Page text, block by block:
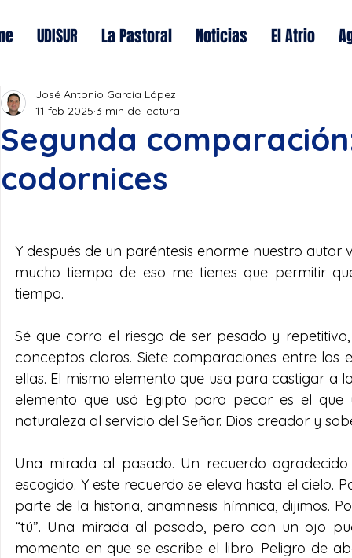
UDISUR La Pastoral Noticias El Atrio
Segunda
codornices
José Antonio García López
11 feb 2025 3 min de lectura
Y después de un paréntesis enorme nuestro
mucho tiempo de eso me tienes que permitir
tiempo.
Sé que corro el riesgo de ser pesado y
conceptos claros. Siete comparaciones entre los
ellas. El mismo elemento que usa para castigar a
elemento que usó Egipto para pecar es el
naturaleza al servicio del Señor. Dios creador y
Una mirada al pasado. Un recuerdo
escogido. Y este recuerdo se eleva hasta el
parte de la historia, anamnesis hímnica, dijimos.
“tú”. Una mirada al pasado, pero con un ojo
momento en que se escribe el libro. Peligro de